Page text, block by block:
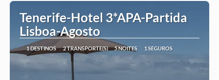
Tenerife-Hotel 3*APA-Partida
Lisboa-Agosto
1 DESTINOS 2 TRANSPORTE(S) 5 NOITES 1 SEGUROS